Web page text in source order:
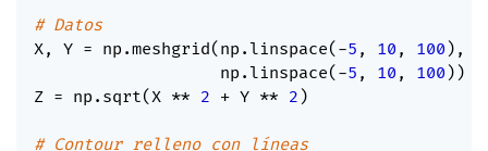
# Datos
X, Y = np .meshgrid( np . linspace( -5 , 10 , 100 ) ,
                   np
. linspace( -5 , 10 , 100 ) )
Z = np . sqrt(X ** 2 + Y ** 2 )
# Contour relleno con líneas